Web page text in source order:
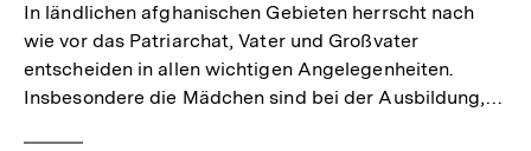
In ländlichen afghanischen Gebieten herrscht nach
wie vor das Patriarchat, Vater und Großvater
entscheiden in allen wichtigen Angelegenheiten.
Insbesondere die Mädchen sind bei der Ausbildung,…